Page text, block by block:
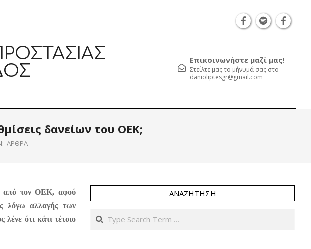
Επικοινωνήστε μαζί μας!
Στείλτε μας το μήνυμά σας στο
danioliptesgr@gmail.com
δανείων του ΟΕΚ;
ΆΡΘΡΑ
από τον ΟΕΚ, αφού
λόγω αλλαγής των
ότι κάτι τέτοιο
ΑΝΑΖΉΤΗΣΗ
Search